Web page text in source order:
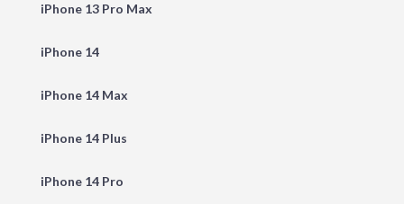
iPhone 13 Pro Max
iPhone 14
iPhone 14 Max
iPhone 14 Plus
iPhone 14 Pro